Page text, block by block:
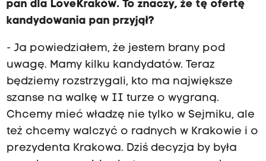
pan dla LoveKraków. To znaczy, że tę ofertę
kandydowania pan przyjął?
- Ja powiedziałem, że jestem brany pod
uwagę. Mamy kilku kandydatów. Teraz
będziemy rozstrzygali, kto ma największe
szanse na walkę w II turze o wygraną.
Chcemy mieć władzę nie tylko w Sejmiku, ale
też chcemy walczyć o radnych w Krakowie i o
prezydenta Krakowa. Dziś decyzja by była